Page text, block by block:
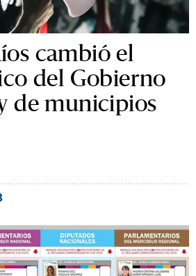
cambió el
del Gobierno
de municipios